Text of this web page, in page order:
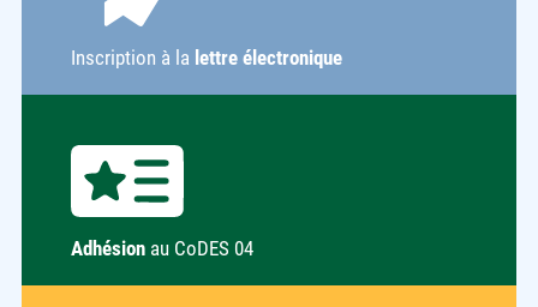
Inscription à la lettre électronique
Adhésion au CoDES 04